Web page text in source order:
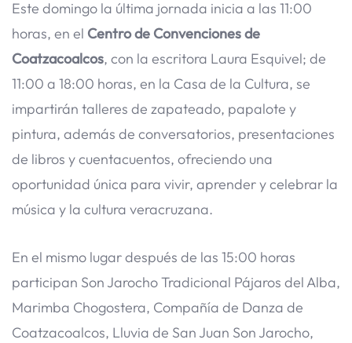
Este domingo la última jornada inicia a las 11:00
horas, en el Centro de Convenciones de
Coatzacoalcos, con la escritora Laura Esquivel; de
11:00 a 18:00 horas, en la Casa de la Cultura, se
impartirán talleres de zapateado, papalote y
pintura, además de conversatorios, presentaciones
de libros y cuentacuentos, ofreciendo una
oportunidad única para vivir, aprender y celebrar la
música y la cultura veracruzana.
En el mismo lugar después de las 15:00 horas
participan Son Jarocho Tradicional Pájaros del Alba,
Marimba Chogostera, Compañía de Danza de
Coatzacoalcos, Lluvia de San Juan Son Jarocho,